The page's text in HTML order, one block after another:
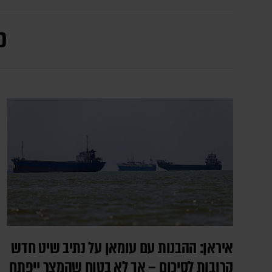
איראן: ההבנות עם עומאן על נתיב שיט חדש
קרובות לסיכום – אך לא בטוח שהמצר ייפתח